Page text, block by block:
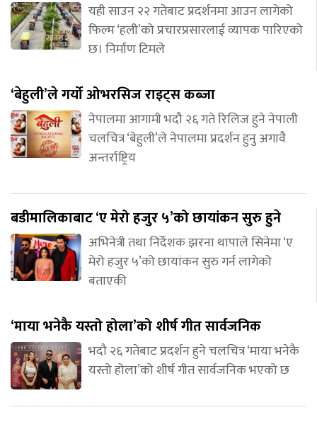
यही साउन २२ गतेबाट प्रदर्शनमा आउन लागेको
फिल्म ‘हली’को प्रचारप्रसारलाई व्यापक पारिएको
छ। निर्माण टिमले
‘बेहुली’ले गर्यो ओभरसिज राइट्स कब्जा
नेपालमा आगामी भदौ २६ गते रिलिज हुने नेपाली
चलचित्र ‘बेहुली’ले नेपालमा प्रदर्शन हुनु अगावै
अन्तर्राष्ट्रिय
बडीमालिकाबाट ‘ए मेरो हजुर ५’को छायांकन सुरु हुने
अभिनेत्री तथा निर्देशक झरना थापाले सिनेमा ‘ए
मेरो हजुर ५’को छायांकन सुरु गर्न लागेको
बताएकी
‘माया भनेकै यस्तो होला’को शीर्ष गीत सार्वजनिक
भदौ २६ गतेबाट प्रदर्शन हुने चलचित्र ‘माया भनेकै
यस्तो होला’को शीर्ष गीत सार्वजनिक भएको छ